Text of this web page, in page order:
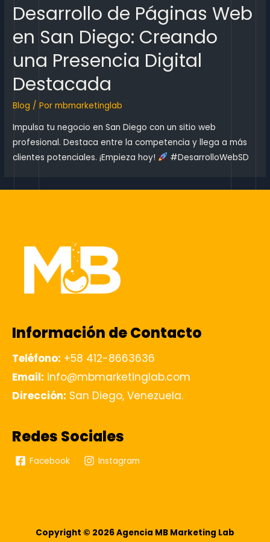
Desarrollo de Páginas Web
en San Diego: Creando
una Presencia Digital
Destacada
Blog / Pormbmarketinglab
Impulsa tu negocio en San Diego con un sitio web
profesional. Destaca entre la competencia y llega a más
clientes potenciales. ¡Empieza hoy!
#DesarrolloWebSD
Información de Contacto
Teléfono: +58 412-8663636
Email: info@mbmarketinglab.com
Dirección: San Diego, Venezuela.
Redes Sociales
Facebook Instagram
Copyright © 2026 Agencia MB Marketing Lab